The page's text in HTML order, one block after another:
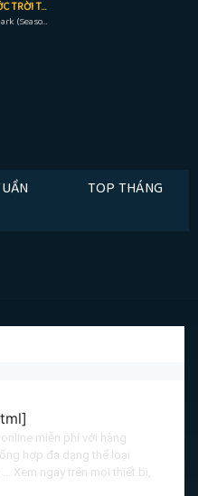
VỀ NHÀ TRƯỚC TRỜI TỐI (PHẦN 1)
Home Before Dark (Season 1) (2020)
TOP THÁNG